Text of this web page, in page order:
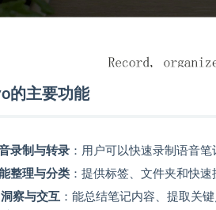
的主要功能
录制与转录 ：用户可以快速录制语音
整理与分类 ：提供标签、文件夹和快
察与交互 ：能总结笔记内容、提取关